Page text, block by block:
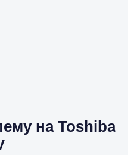
на Toshiba